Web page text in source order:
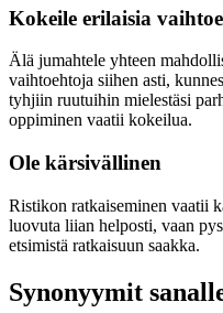
Kokeile erilaisia
Älä jumahtele yhteen
vaihtoehtoja siihen asti,
tyhjiin ruutuihin mielestäsi
oppiminen vaatii kokeilua.
Ole kärsivällinen
Ristikon ratkaiseminen vaatii
luovuta liian helposti, vaan
etsimistä ratkaisuun saakka.
Synonyymit